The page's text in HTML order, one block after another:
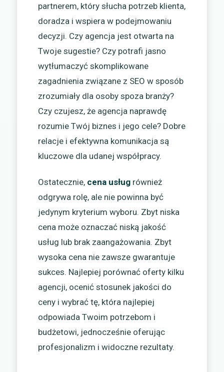
partnerem, który słucha potrzeb klienta,
doradza i wspiera w podejmowaniu
decyzji. Czy agencja jest otwarta na
Twoje sugestie? Czy potrafi jasno
wytłumaczyć skomplikowane
zagadnienia związane z SEO w sposób
zrozumiały dla osoby spoza branży?
Czy czujesz, że agencja naprawdę
rozumie Twój biznes i jego cele? Dobre
relacje i efektywna komunikacja są
kluczowe dla udanej współpracy.
Ostatecznie, cena usług również
odgrywa rolę, ale nie powinna być
jedynym kryterium wyboru. Zbyt niska
cena może oznaczać niską jakość
usług lub brak zaangażowania. Zbyt
wysoka cena nie zawsze gwarantuje
sukces. Najlepiej porównać oferty kilku
agencji, ocenić stosunek jakości do
ceny i wybrać tę, która najlepiej
odpowiada Twoim potrzebom i
budżetowi, jednocześnie oferując
profesjonalizm i widoczne rezultaty.